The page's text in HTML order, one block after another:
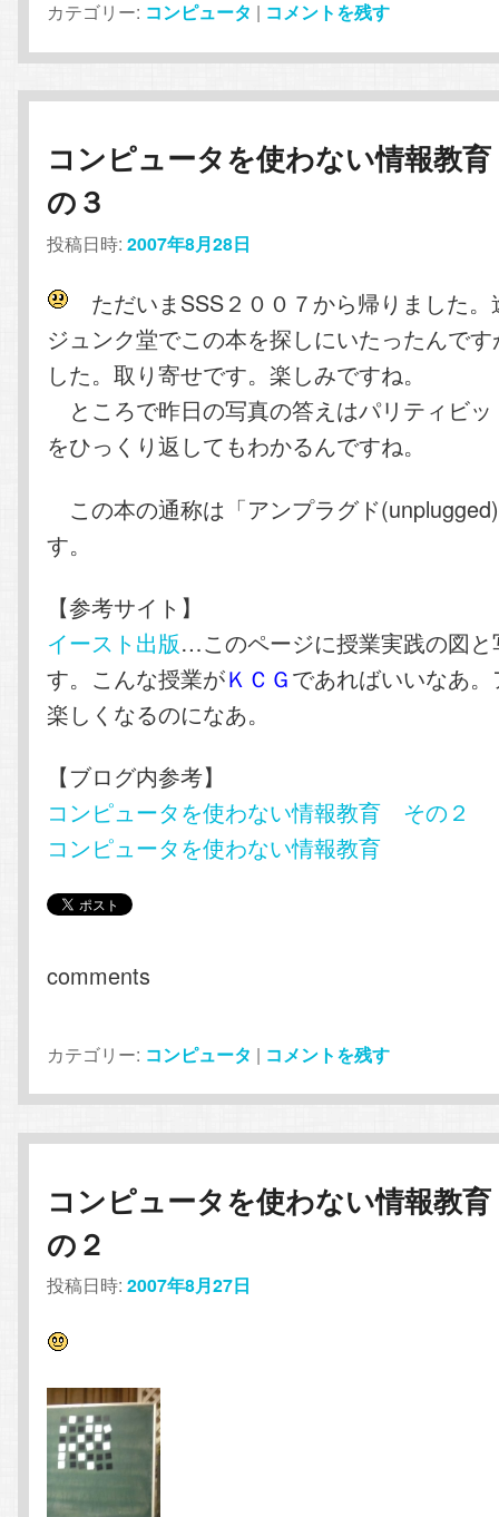
カテゴリー: コンピュータ | コメントを残す
コンピュータを使わない情報教
の３
投稿日時:2007年8月28日
ただいまSSS２００７から帰りました
ジュンク堂でこの本を探しにいたったんで
した。取り寄せです。楽しみですね。
ところで昨日の写真の答えはパリティビ
をひっくり返してもわかるんですね。
この本の通称は「アンプラグド
す。
【参考サイト】
イースト出版…このページに授業実践の図と
す。こんな授業がＫＣＧであればいいなあ
楽しくなるのになあ。
【ブログ内参考】
コンピュータを使わない情報教育 その２
コンピュータを使わない情報教育
comments
カテゴリー: コンピュータ | コメントを残す
コンピュータを使わない情報教
の２
投稿日時:2007年8月27日